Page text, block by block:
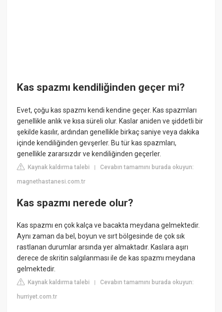
Kas spazmı kendiliğinden geçer mi?
Evet, çoğu kas spazmı kendi kendine geçer. Kas spazmları
genellikle anlık ve kısa süreli olur. Kaslar aniden ve şiddetli bir
şekilde kasılır, ardından genellikle birkaç saniye veya dakika
içinde kendiliğinden gevşerler. Bu tür kas spazmları,
genellikle zararsızdır ve kendiliğinden geçerler.
Kaynak kaldırma talebi |Cevabın tamamını burada okuyun:
magnethastanesi.com.tr
Kas spazmı nerede olur?
Kas spazmı en çok kalça ve bacakta meydana gelmektedir.
Aynı zaman da bel, boyun ve sırt bölgesinde de çok sık
rastlanan durumlar arsında yer almaktadır. Kaslara aşırı
derece de skritin salgılanması ile de kas spazmı meydana
gelmektedir.
Kaynak kaldırma talebi |Cevabın tamamını burada okuyun:
hurriyet.com.tr